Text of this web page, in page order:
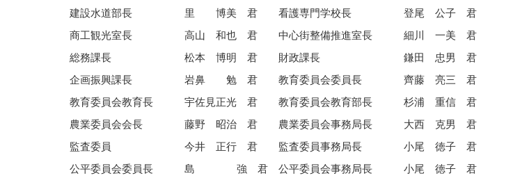
建設水道部長
里 博美 君 看護専門学校長
登尾 公子 君
商工観光室長
高山 和也 君 中心街整備推進室長
細川 一美 君
総務課長
松本 博明 君 財政課長
鎌田 忠男 君
企画振興課長
岩鼻 勉 君 教育委員会委員長
齊藤 亮三 君
教育委員会教育長
宇佐見正光 君 教育委員会教育部長
杉浦 重信 君
農業委員会会長
藤野 昭治 君 農業委員会事務局長
大西 克男 君
監査委員
今井 正行 君 監査委員事務局長
小尾 徳子 君
公平委員会委員長
島 強 君 公平委員会事務局長
小尾 徳子 君